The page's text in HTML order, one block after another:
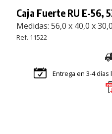
Caja Fuerte RU E-56,
Medidas: 56,0 x 40,0 x
Ref. 11522
Entrega en 3-4